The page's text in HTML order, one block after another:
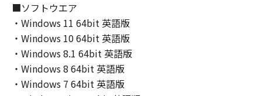
HEREUNDER.
7. DISCLAIMER OF WARRANTIES AND
LIABILITY
[NO WARRANTY] THE SOFTWARE IS
PROVIDED "AS IS" WITHOUT WARRANTY OF
ANY KIND, EITHER EXPRESSED OR IMPLIED,
■ソフトウエア
・Windows 11 64bit 英語版
・Windows 10 64bit 英語版
・Windows 8.1 64bit 英語版
・Windows 8 64bit 英語版
・Windows 7 64bit 英語版